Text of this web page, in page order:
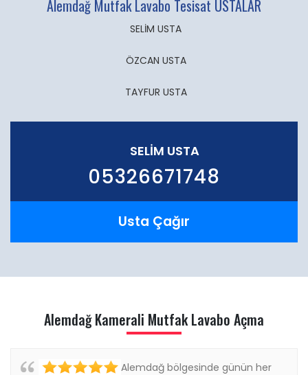
Alemdağ Mutfak Lavabo Tesisat USTALAR
SELİM USTA
ÖZCAN USTA
TAYFUR USTA
SELİM USTA
05326671748
Usta Çağır
Alemdağ Kamerali Mutfak Lavabo Açma
Alemdağ bölgesinde günün her